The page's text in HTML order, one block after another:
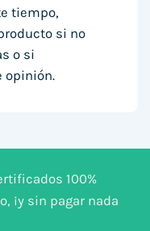
tiempo,
si no
o si
opinión.
100%
¡y sin pagar nada